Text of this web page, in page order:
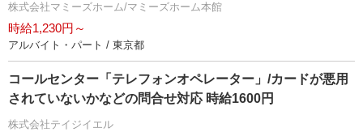
株式会社マミーズホーム/マミーズホーム本館
時給1,230円～
アルバイト・パート / 東京都
コールセンター「テレフォンオペレーター」/カードが悪用
されていないかなどの問合せ対応 時給1600円
株式会社テイジイエル